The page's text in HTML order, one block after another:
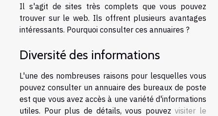
Il s'agit de sites très complets que vous pouvez
trouver sur le web. Ils offrent plusieurs avantages
intéressants. Pourquoi consulter ces annuaires ?
Diversité des informations
L'une des nombreuses raisons pour lesquelles vous
pouvez consulter un annuaire des bureaux de poste
est que vous avez accès à une variété d'informations
utiles. Pour plus de détails, vous pouvezvisiter le